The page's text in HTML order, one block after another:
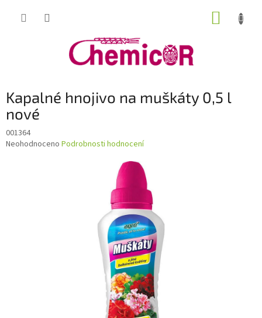
Kapalné hnojivo na muškáty 0,5 l
nové
001364
Průměrné
Neohodnoceno Podrobnosti hodnocení